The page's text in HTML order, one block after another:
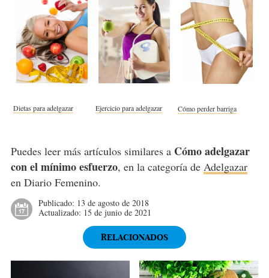
Dietas para adelgazar Ejercicio para adelgazar Cómo perder barriga
Puedes leer más artículos similares a Cómo adelgazar
con el mínimo esfuerzo, en la categoría de Adelgazar
en Diario Femenino.
Publicado: 13 de agosto de 2018
Actualizado: 15 de junio de 2021
RELACIONADOS